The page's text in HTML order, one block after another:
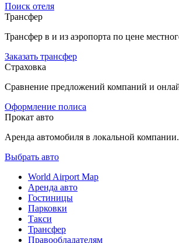
Поиск отеля
Трансфер
Трансфер в и из аэропорта по цене
Заказать трансфер
Страховка
Сравнение предложений компаний и
Оформление полиса
Прокат авто
Аренда автомобиля в локальной компании.
Выбрать авто
World Airport Map
Аренда авто
Гостиницы
Парковки
Такси
Трансфер
Правообладателям